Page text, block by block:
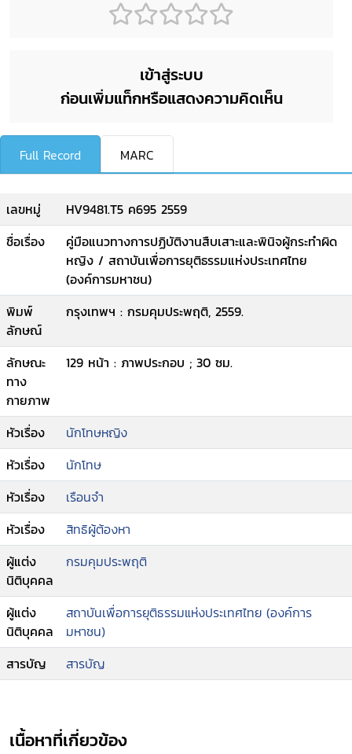
เข้าสู่ระบบ
ก่อนเพิ่มแท็กหรือแสดงความคิดเห็น
Full Record MARC
เลขหมู่
HV9481.T5 ค695 2559
ชื่อเรื่อง
คู่มือแนวทางการปฏิบัติงานสืบเสาะและพินิจผู้กระทำผิด
หญิง / สถาบันเพื่อการยุติธรรมแห่งประเทศไทย
(องค์การมหาชน)
พิมพ์
ลักษณ์
กรุงเทพฯ : กรมคุมประพฤติ, 2559.
ลักษณะ
ทาง
กายภาพ
129 หน้า : ภาพประกอบ ; 30 ซม.
หัวเรื่อง
นักโทษหญิง
หัวเรื่อง
นักโทษ
หัวเรื่อง
เรือนจำ
หัวเรื่อง
สิทธิผู้ต้องหา
ผู้แต่ง
นิติบุคคล
กรมคุมประพฤติ
ผู้แต่ง
นิติบุคคล
สถาบันเพื่อการยุติธรรมแห่งประเทศไทย (องค์การ
มหาชน)
สารบัญ
สารบัญ
เนื้อหาที่เกี่ยวข้อง